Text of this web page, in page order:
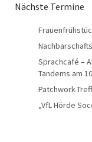
Nächste Termine
Sprachcafé –
Tandems am
Patchwork-Treff
„VfL Hörde